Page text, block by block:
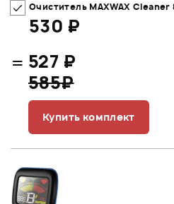
Очиститель MAXWAX
530 ₽
= 527 ₽
585₽
Купить комплект